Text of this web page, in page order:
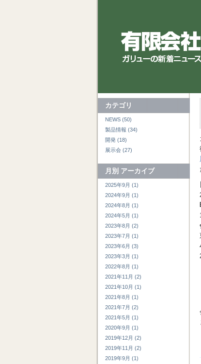
カテゴリ
NEWS (50)
製品情報 (34)
開発 (18)
展示会 (27)
月別アーカイブ
2025年9月 (1)
2024年9月 (1)
2024年8月 (1)
2024年5月 (1)
2023年8月 (2)
2023年7月 (1)
2023年6月 (3)
2023年3月 (1)
2022年8月 (1)
2021年11月 (2)
2021年10月 (1)
2021年8月 (1)
2021年7月 (2)
2021年5月 (1)
2020年9月 (1)
2019年12月 (2)
2019年11月 (2)
2019年9月 (1)